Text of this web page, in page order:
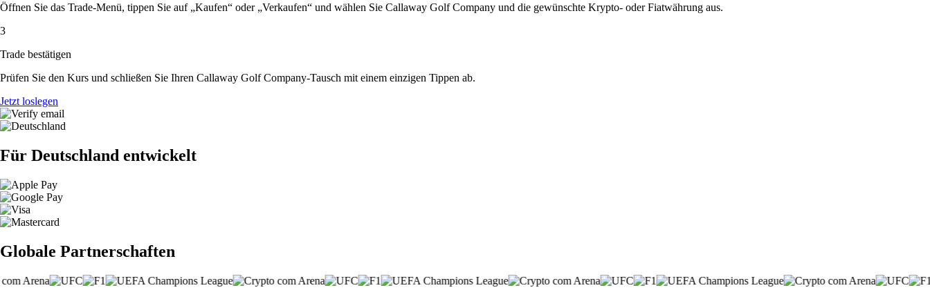
Öffnen Sie das Trade-Menü, tippen Sie auf „Kaufen“ oder „Verkaufen“ und wählen Sie Callaway Golf Company und die gewünschte Krypto- oder Fiatwährung aus.
3
Trade bestätigen
Prüfen Sie den Kurs und schließen Sie Ihren Callaway Golf Company-Tausch mit einem einzigen Tippen ab.
Jetzt loslegen
Für Deutschland entwickelt
Globale Partnerschaften